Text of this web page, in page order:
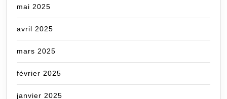
mai 2025
avril 2025
mars 2025
février 2025
janvier 2025